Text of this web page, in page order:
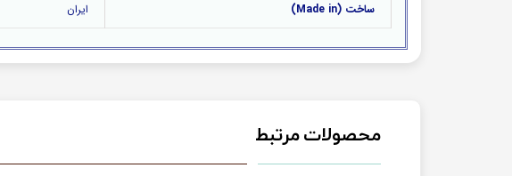
ساخت (Made in) ایران
محصولات مرتبط